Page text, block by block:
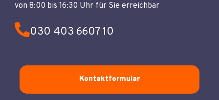
von 8:00 bis 16:30 Uhr für Sie erreichbar
030 403 6607 10
Kontaktformular